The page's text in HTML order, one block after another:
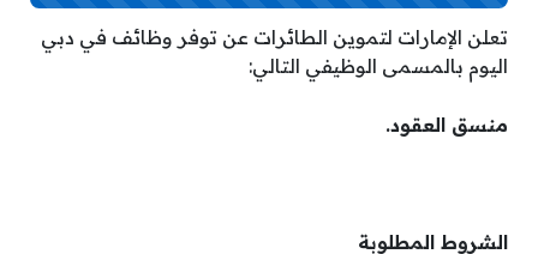
تعلن الإمارات لتموين الطائرات عن توفر وظائف في دبي
اليوم بالمسمى الوظيفي التالي:
منسق العقود.
الشروط المطلوبة